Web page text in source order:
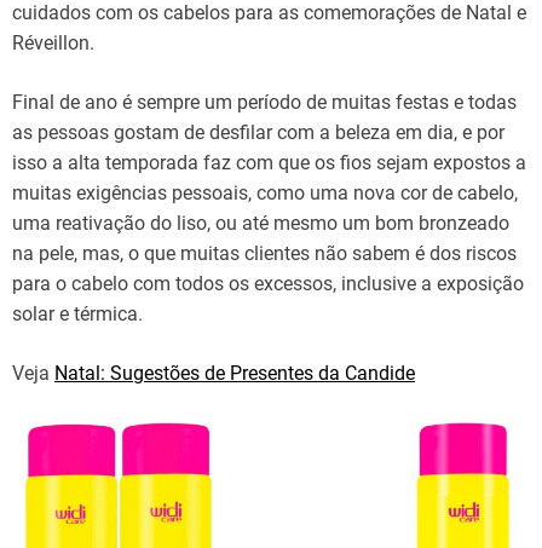
cuidados com os cabelos para as comemorações de Natal e
Réveillon.
Final de ano é sempre um período de muitas festas e todas
as pessoas gostam de desfilar com a beleza em dia, e por
isso a alta temporada faz com que os fios sejam expostos a
muitas exigências pessoais, como uma nova cor de cabelo,
uma reativação do liso, ou até mesmo um bom bronzeado
na pele, mas, o que muitas clientes não sabem é dos riscos
para o cabelo com todos os excessos, inclusive a exposição
solar e térmica.
Veja Natal: Sugestões de Presentes da Candide